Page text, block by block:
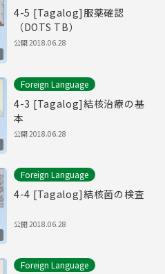
4-5 [Tagalog]服薬確認
（DOTS TB）
公開2018.06.28
Foreign Language
4-3 [Tagalog]結核治療の基
本
公開2018.06.28
Foreign Language
4-4 [Tagalog]結核菌の検査
公開2018.06.28
Foreign Language